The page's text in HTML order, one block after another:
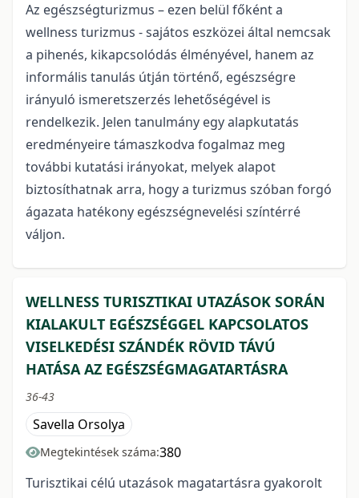
Az egészségturizmus – ezen belül főként a
wellness turizmus - sajátos eszközei által nemcsak
a pihenés, kikapcsolódás élményével, hanem az
informális tanulás útján történő, egészségre
irányuló ismeretszerzés lehetőségével is
rendelkezik. Jelen tanulmány egy alapkutatás
eredményeire támaszkodva fogalmaz meg
további kutatási irányokat, melyek alapot
biztosíthatnak arra, hogy a turizmus szóban forgó
ágazata hatékony egészségnevelési színtérré
váljon.
WELLNESS TURISZTIKAI UTAZÁSOK SORÁN
KIALAKULT EGÉSZSÉGGEL KAPCSOLATOS
VISELKEDÉSI SZÁNDÉK RÖVID TÁVÚ
HATÁSA AZ EGÉSZSÉGMAGATARTÁSRA
36-43
Savella Orsolya
Megtekintések száma:380
Turisztikai célú utazások magatartásra gyakorolt